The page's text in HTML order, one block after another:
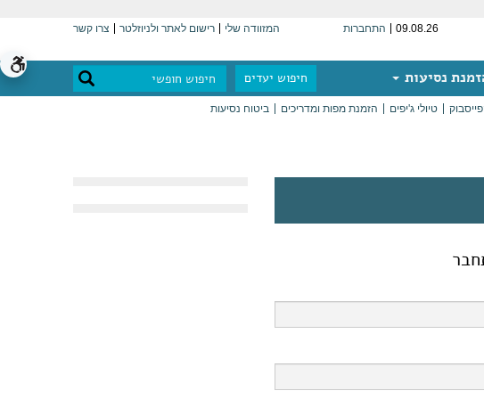
09.08.26 התחברות המזוודה שלי רישום לאתר ולניוזלטר צרו קשר
נסיעות חיפוש יעדים
טיולי ג'יפים הזמנת מפות ומדריכים ביטוח נסיעות